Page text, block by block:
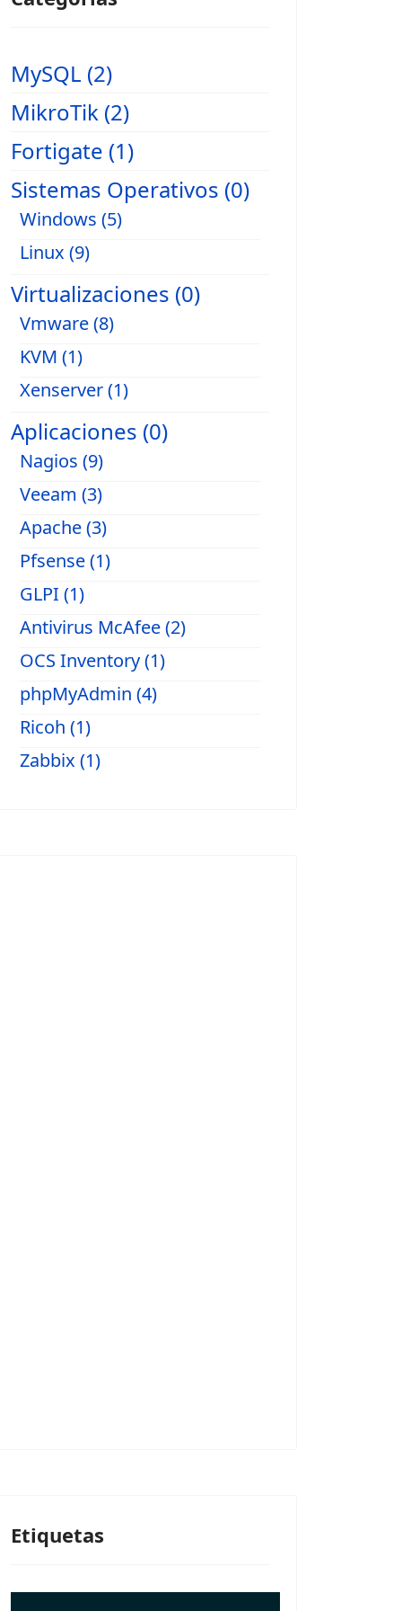
MySQL (2)
MikroTik (2)
Fortigate (1)
Sistemas Operativos (0)
Windows (5)
Linux (9)
Virtualizaciones (0)
Vmware (8)
KVM (1)
Xenserver (1)
Aplicaciones (0)
Nagios (9)
Veeam (3)
Apache (3)
Pfsense (1)
GLPI (1)
Antivirus McAfee (2)
OCS Inventory (1)
phpMyAdmin (4)
Ricoh (1)
Zabbix (1)
Etiquetas